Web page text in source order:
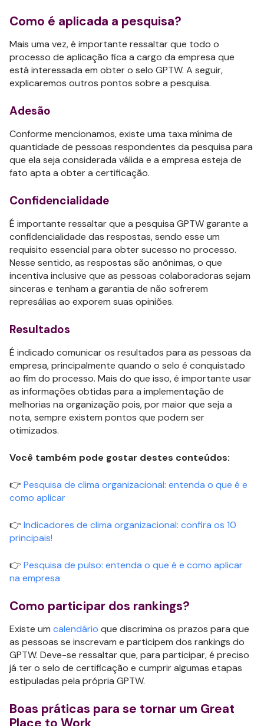
Como é aplicada a pesquisa?
Mais uma vez, é importante ressaltar que todo o
processo de aplicação fica a cargo da empresa que
está interessada em obter o selo GPTW. A seguir,
explicaremos outros pontos sobre a pesquisa.
Adesão
Conforme mencionamos, existe uma taxa mínima de
quantidade de pessoas respondentes da pesquisa para
que ela seja considerada válida e a empresa esteja de
fato apta a obter a certificação.
Confidencialidade
É importante ressaltar que a pesquisa GPTW garante a
confidencialidade das respostas, sendo esse um
requisito essencial para obter sucesso no processo.
Nesse sentido, as respostas são anônimas, o que
incentiva inclusive que as pessoas colaboradoras sejam
sinceras e tenham a garantia de não sofrerem
represálias ao exporem suas opiniões.
Resultados
É indicado comunicar os resultados para as pessoas da
empresa, principalmente quando o selo é conquistado
ao fim do processo. Mais do que isso, é importante usar
as informações obtidas para a implementação de
melhorias na organização pois, por maior que seja a
nota, sempre existem pontos que podem ser
otimizados.
Você também pode gostar destes conteúdos:
👉 Pesquisa de clima organizacional: entenda o que é e
como aplicar
👉 Indicadores de clima organizacional: confira os 10
principais!
👉 Pesquisa de pulso: entenda o que é e como aplicar
na empresa
Como participar dos rankings?
Existe um calendário que discrimina os prazos para que
as pessoas se inscrevam e participem dos rankings do
GPTW. Deve-se ressaltar que, para participar, é preciso
já ter o selo de certificação e cumprir algumas etapas
estipuladas pela própria GPTW.
Boas práticas para se tornar um Great
Place to Work